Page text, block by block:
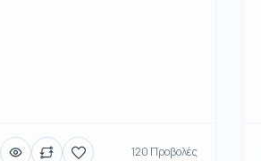
120 Προβολές